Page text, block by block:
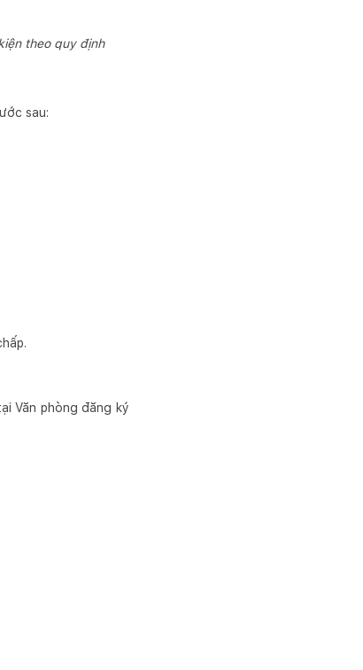
theo quy định
sau:
Văn phòng đăng ký